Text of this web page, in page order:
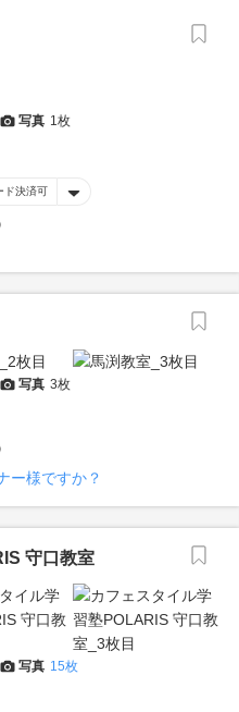
写真 1枚
ド決済可
写真 3枚
ー様ですか？
守口教室
写真 15枚